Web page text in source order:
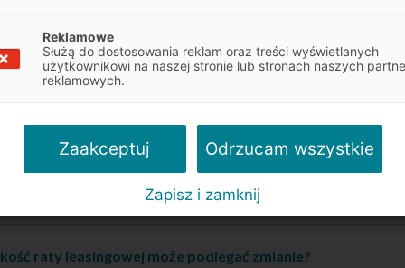
dobrze może rozpocząć wtedy proces finansowania kolejnego,
temu zapewni swojemu biznesowi najwyższej jakości flotę
dużych kosztów.
samochodów marki Skoda można wziąć w leasing?
jest leasing Skody z zagranicy?
raty leasingowej może podlegać zmianie?
Reklamowe
Służą do dostosowania reklam oraz treści wyświetlanych
użytkownikowi na naszej stronie lub stronach naszych
reklamowych.
Zaakceptuj Odrzucam wszystkie
Zapisz i zamknij